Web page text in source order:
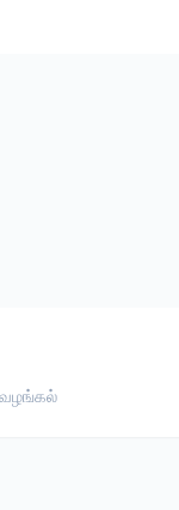
வழங்கல்